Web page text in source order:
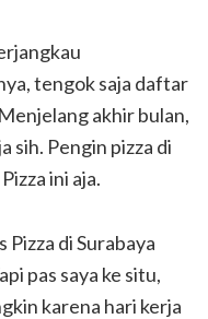
tengok saja daftar
akhir bulan,
sih. Pengin pizza di
ini aja.
di Surabaya
pas saya ke situ,
karena hari kerja